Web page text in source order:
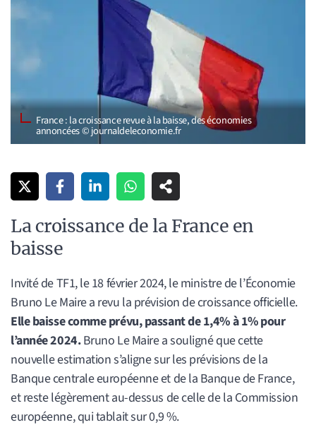
France : la croissance revue à la baisse, des économies
annoncées © journaldeleconomie.fr
La croissance de la France en
baisse
Invité de TF1, le 18 février 2024, le ministre de l’Économie
Bruno Le Maire a revu la prévision de croissance officielle.
Elle baisse comme prévu, passant de 1,4% à 1% pour
l’année 2024.Bruno Le Maire a souligné que cette
nouvelle estimation s’aligne sur les prévisions de la
Banque centrale européenne et de la Banque de France,
et reste légèrement au-dessus de celle de la Commission
européenne, qui tablait sur 0,9 %.